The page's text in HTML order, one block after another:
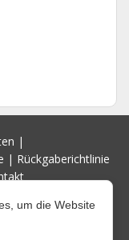
|
| Rückgaberichtlinie
um die Website